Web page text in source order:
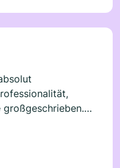
Auswahl an